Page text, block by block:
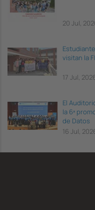
20 Jul,
visitan la
17 Jul,
El
la 6ª
de Datos
16 Jul,